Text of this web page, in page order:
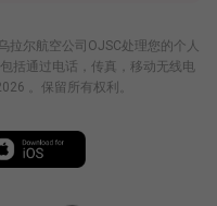
拉尔航空公司OJSC处理您的个人
括通过电话，传真，移动无线电
。保留所有权利。